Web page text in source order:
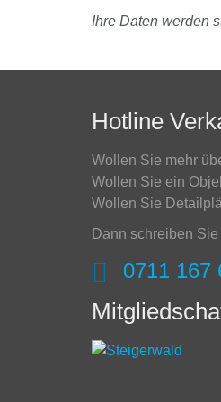
Ihre Daten werden
Hotline
Wollen Sie mehr
Wollen Sie ein
Wollen Sie
Dann schreiben
0711 167